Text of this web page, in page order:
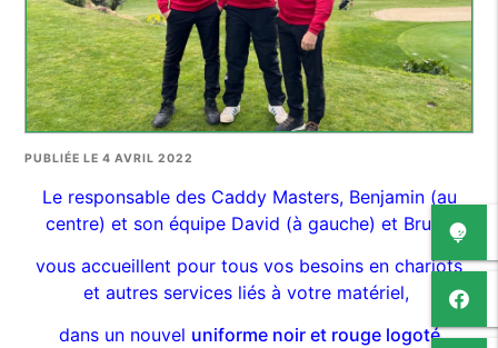
PUBLIÉE LE 4 AVRIL 2022
Le responsable des Caddy Masters, Benjamin (au
centre) et son équipe David (à gauche) et Bruno
vous accueillent pour tous vos besoins en chariots
et autres services liés à votre matériel,
dans un nouvel uniforme noir et rouge logoté